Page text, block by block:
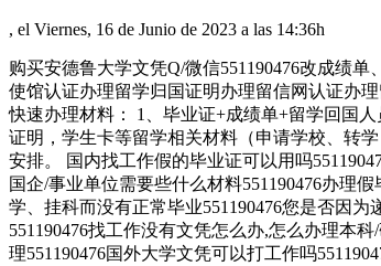
, el Viernes, 16 de Junio de 2023 a las 14:36h
购买安德鲁大学文凭Q/微信551190476改成绩
使馆认证办理留学归国证明办理留信网认证办
快速办理材料： 1、毕业证+成绩单+留学回国
证明，学生卡等留学相关材料（申请学校、转
安排。 国内找工作假的毕业证可以用吗
国企/事业单位需要些什么材料551190476办理
学、挂科而没有正常毕业551190476您是否因
551190476找工作没有文凭怎么办,怎么办理本
理551190476国外大学文凭可以打工作吗